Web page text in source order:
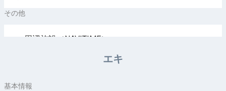
その他
周辺施設（NAVITIME）
エキ
基本情報